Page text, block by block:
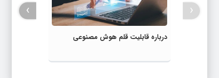
درباره قابلیت قلم هوش مصنوعی
‹
›